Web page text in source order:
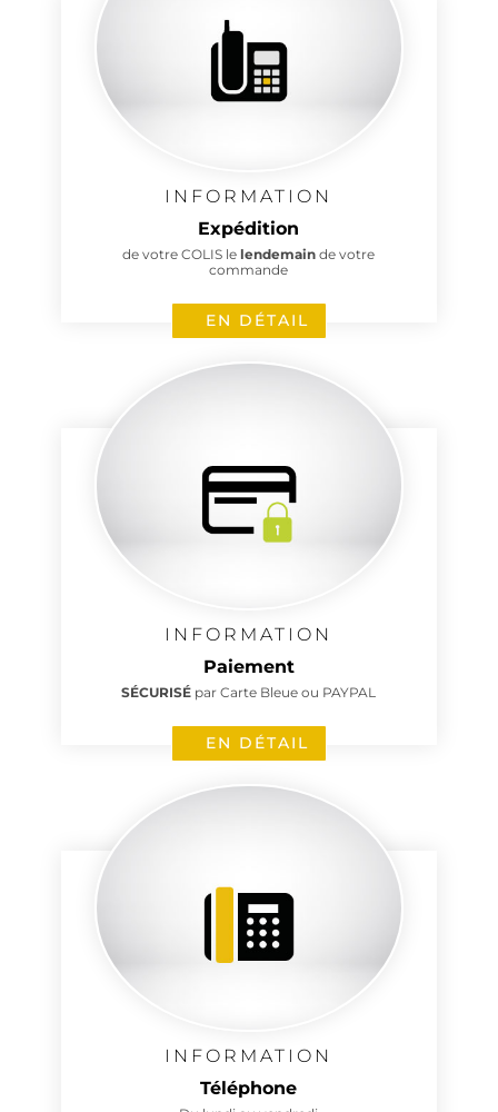
INFORMATION
Expédition
de votre COLIS lelendemainde votre
commande
EN DÉTAIL
INFORMATION
Paiement
SÉCURISÉ par Carte Bleue ou PAYPAL
EN DÉTAIL
INFORMATION
Téléphone